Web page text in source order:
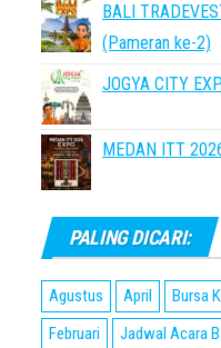
BALI
(Pameran ke-2)
JOGYA CITY
MEDAN ITT
PALING DICARI:
Agustus April Bursa
Februari
Jadwal Acara